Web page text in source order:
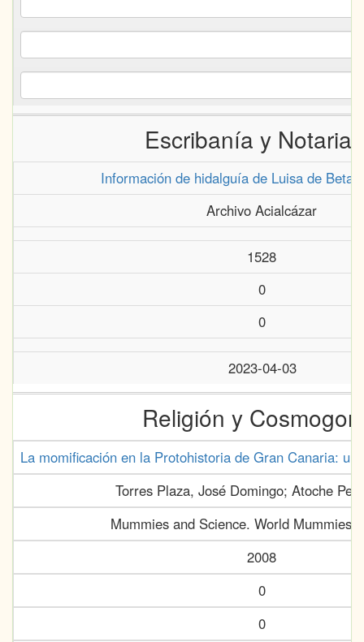
Escribanía y
Información de hidalguía de Luisa de
Archivo Acialcázar
1528
0
0
2023-04-03
Religión y
La momificación en la Protohistoria de Gran Canaria:
Torres Plaza, José Domingo; Atoche
Mummies and Science. World Mummies
2008
0
0